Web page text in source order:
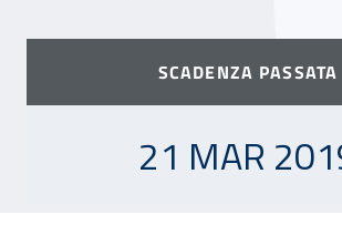
SCADENZA PASSATA
21 MARZO 2019
21 MAR